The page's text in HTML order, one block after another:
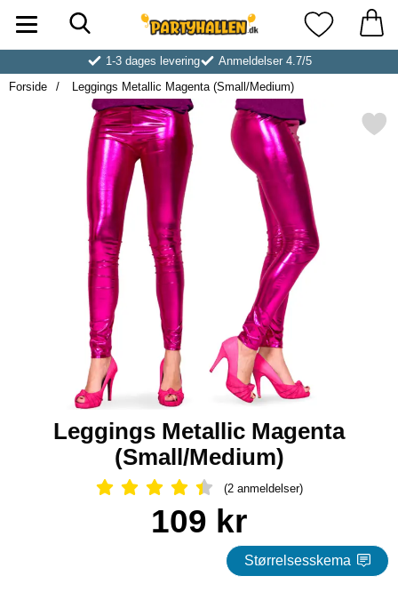
Startside for Partyhallen AB Mine
1-3 dages levering
Anmeldelser 4.7/5
Forside
Leggings Metallic Magenta (Small/Medium)
Markér leggings Metallic
Leggings Metallic Magenta
(Small/Medium)
Anmeldelser: 4.5 Stjerne, Spring til
(2 anmeldelser)
Køb dette produkt Leggings Metallic Magenta
pris
109 kr
Størrelsesskema